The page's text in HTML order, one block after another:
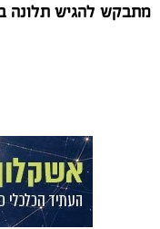
מתבקש להגיש תלונה